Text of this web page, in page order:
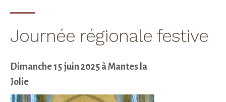
Journée régionale festive
Dimanche 15 juin 2025 à Mantes la
Jolie